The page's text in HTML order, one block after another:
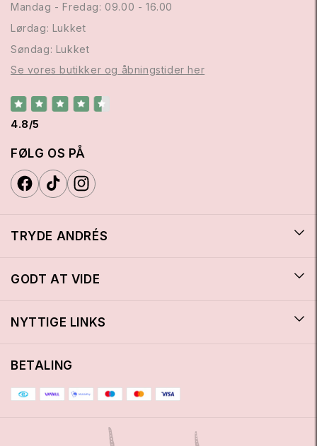
Mandag - Fredag: 09.00 - 16.00
Lørdag: Lukket
Søndag: Lukket
Se vores butikker og åbningstider her
4.8/5
FØLG OS PÅ
TRYDE ANDRÉS
GODT AT VIDE
NYTTIGE LINKS
BETALING